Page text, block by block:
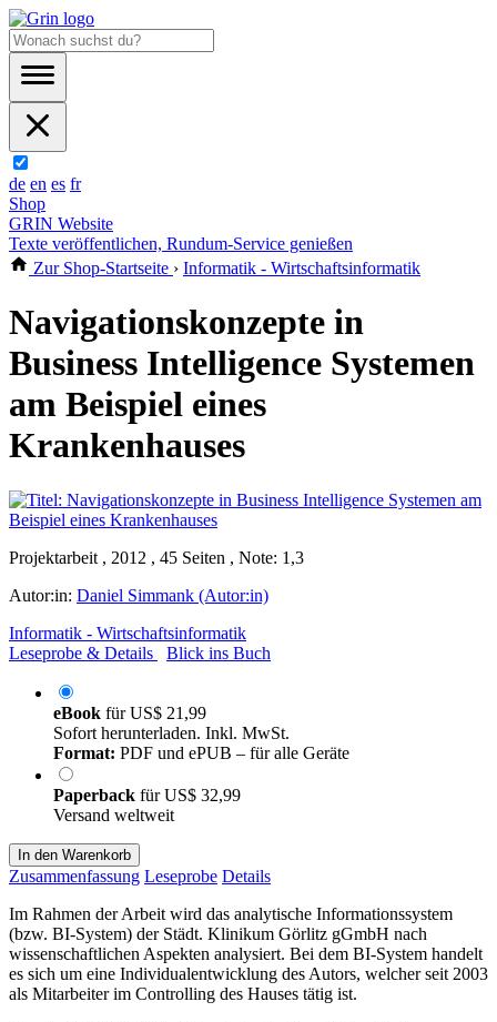
de en es fr
Shop
GRIN Website
Texte veröffentlichen, Rundum-Service genießen
Zur Shop-Startseite › Informatik - Wirtschaftsinformatik
Navigationskonzepte in
Business Intelligence Systemen
am Beispiel eines
Krankenhauses
Projektarbeit , 2012 , 45 Seiten , Note: 1,3
Autor:in: Daniel Simmank (Autor:in)
Informatik - Wirtschaftsinformatik
Leseprobe & Details
Blick ins Buch
eBook fürUS$ 21,99
Sofort herunterladen. Inkl. MwSt.
Format: PDF und ePUB – für alle Geräte
Paperback fürUS$ 32,99
Versand weltweit
In den Warenkorb
Zusammenfassung Leseprobe Details
Im Rahmen der Arbeit wird das analytische Informationssystem
(bzw. BI-System) der Städt. Klinikum Görlitz gGmbH nach
wissenschaftlichen Aspekten analysiert. Bei dem BI-System handelt
es sich um eine Individualentwicklung des Autors, welcher seit 2003
als Mitarbeiter im Controlling des Hauses tätig ist.